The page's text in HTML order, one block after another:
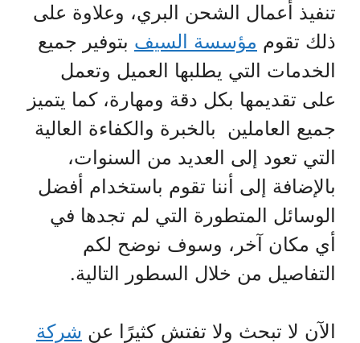
تنفيذ أعمال الشحن البري، وعلاوة على
ذلك تقوم مؤسسة السيف بتوفير جميع
الخدمات التي يطلبها العميل وتعمل
على تقديمها بكل دقة ومهارة، كما يتميز
جميع العاملين بالخبرة والكفاءة العالية
التي تعود إلى العديد من السنوات،
بالإضافة إلى أننا تقوم باستخدام أفضل
الوسائل المتطورة التي لم تجدها في
أي مكان آخر، وسوف نوضح لكم
التفاصيل من خلال السطور التالية.
الآن لا تبحث ولا تفتش كثيرًا عن شركة